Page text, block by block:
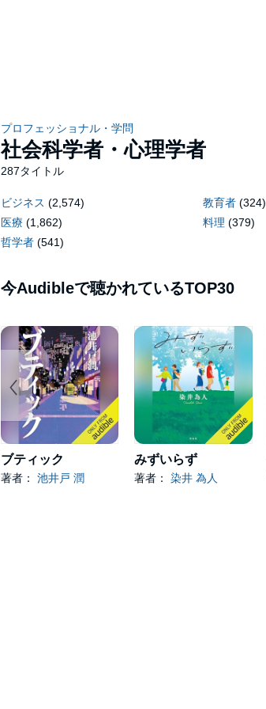
プロフェッショナル・学問
社会科学者・心理学者
287タイトル
ビジネス (2,574) 教育者 (324)
医療 (1,862) 料理 (379)
哲学者 (541)
今Audibleで聴かれているTOP30
ブティック
著者： 池井戸 潤
みずいらず
著者：染井 為人